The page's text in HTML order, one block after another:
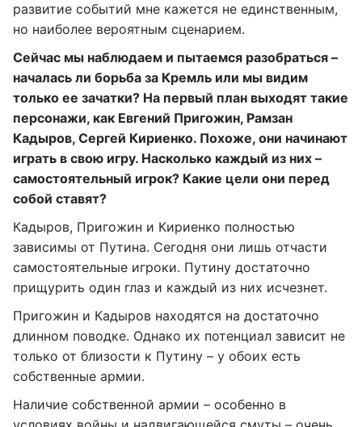
развитие событий мне кажется не единственным,
но наиболее вероятным сценарием.
Сейчас мы наблюдаем и пытаемся разобраться –
началась ли борьба за Кремль или мы видим
только ее зачатки? На первый план выходят такие
персонажи, как Евгений Пригожин, Рамзан
Кадыров, Сергей Кириенко. Похоже, они начинают
играть в свою игру. Насколько каждый из них –
самостоятельный игрок? Какие цели они перед
собой ставят?
Кадыров, Пригожин и Кириенко полностью
зависимы от Путина. Сегодня они лишь отчасти
самостоятельные игроки. Путину достаточно
прищурить один глаз и каждый из них исчезнет.
Пригожин и Кадыров находятся на достаточно
длинном поводке. Однако их потенциал зависит не
только от близости к Путину – у обоих есть
собственные армии.
Наличие собственной армии – особенно в